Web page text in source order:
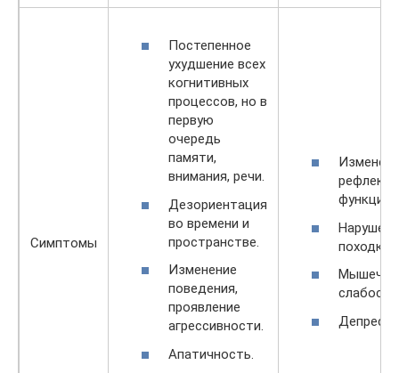
Симптомы
Постепенное
ухудшение всех
когнитивных
процессов, но в
первую
очередь
памяти,
внимания, речи.
Дезориентация
во времени и
пространстве.
Изменение
поведения,
проявление
агрессивности.
Апатичность.
функций.
походки.